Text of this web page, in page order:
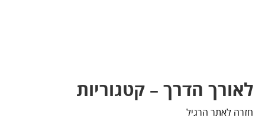
לאורך הדרך – קטגוריות
חזרה לאתר הרגיל